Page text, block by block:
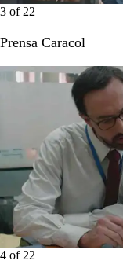
3 of 22
Prensa Caracol
4 of 22